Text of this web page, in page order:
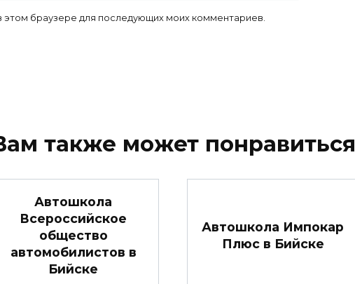
этом браузере для последующих моих комментариев.
также может понравиться
Автошкола
Всероссийское
общество
автомобилистов в
Бийске
Автошкола Импокар
Плюс в Бийске